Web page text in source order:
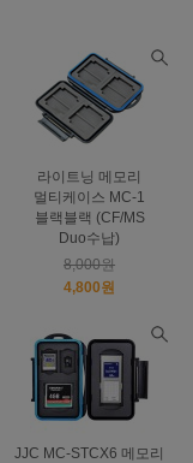
라이트닝 메모리
멀티케이스 MC-1
블랙블랙 (CF/MS
Duo수납)
8,000원
4,800원
JJC MC-STCX6 메모리